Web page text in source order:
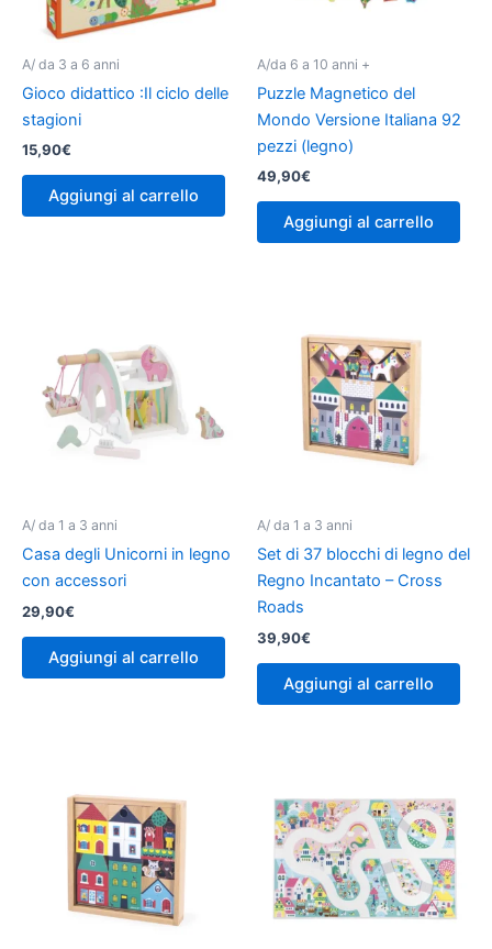
A/ da 3 a 6 anni
Gioco didattico :Il ciclo delle
stagioni
15,90€
Aggiungi al carrello
A/da 6 a 10 anni +
Puzzle Magnetico del
Mondo Versione Italiana 92
pezzi (legno)
49,90€
Aggiungi al carrello
A/ da 1 a 3 anni
Casa degli Unicorni in legno
con accessori
29,90€
Aggiungi al carrello
A/ da 1 a 3 anni
Set di 37 blocchi di legno del
Regno Incantato – Cross
Roads
39,90€
Aggiungi al carrello